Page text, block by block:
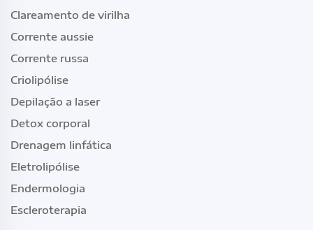
Clareamento de virilha
Corrente aussie
Corrente russa
Criolipólise
Depilação a laser
Detox corporal
Drenagem linfática
Eletrolipólise
Endermologia
Escleroterapia